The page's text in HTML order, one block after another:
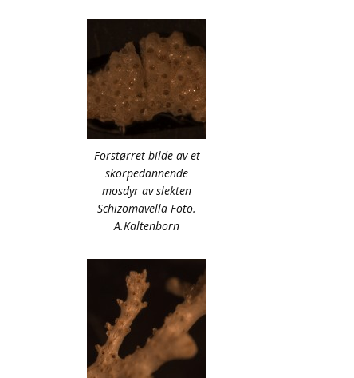
Forstørret bilde av et
skorpedannende
mosdyr av slekten
Schizomavella Foto.
A.Kaltenborn